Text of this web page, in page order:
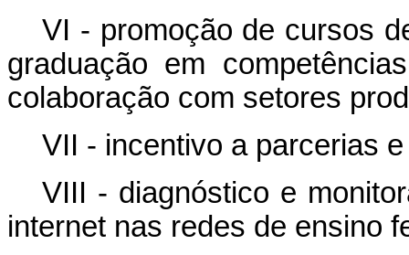
VI - promoção de cursos
graduação em
colaboração com setores
VII - incentivo a parcerias
VIII - diagnóstico e
internet nas redes de ensino